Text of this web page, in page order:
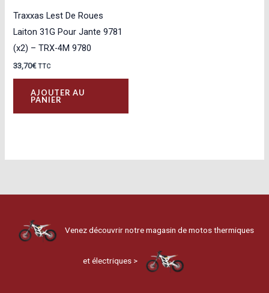
Traxxas Lest De Roues
Laiton 31G Pour Jante 9781
(x2) – TRX-4M 9780
33,70€ TTC
AJOUTER AU
PANIER
Venez découvrir notre magasin de motos thermiques
et électriques >